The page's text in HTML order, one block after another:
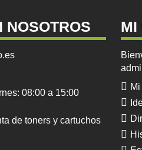
NOSOTROS
08:00 a 15:00
de toners y cartuchos
MI